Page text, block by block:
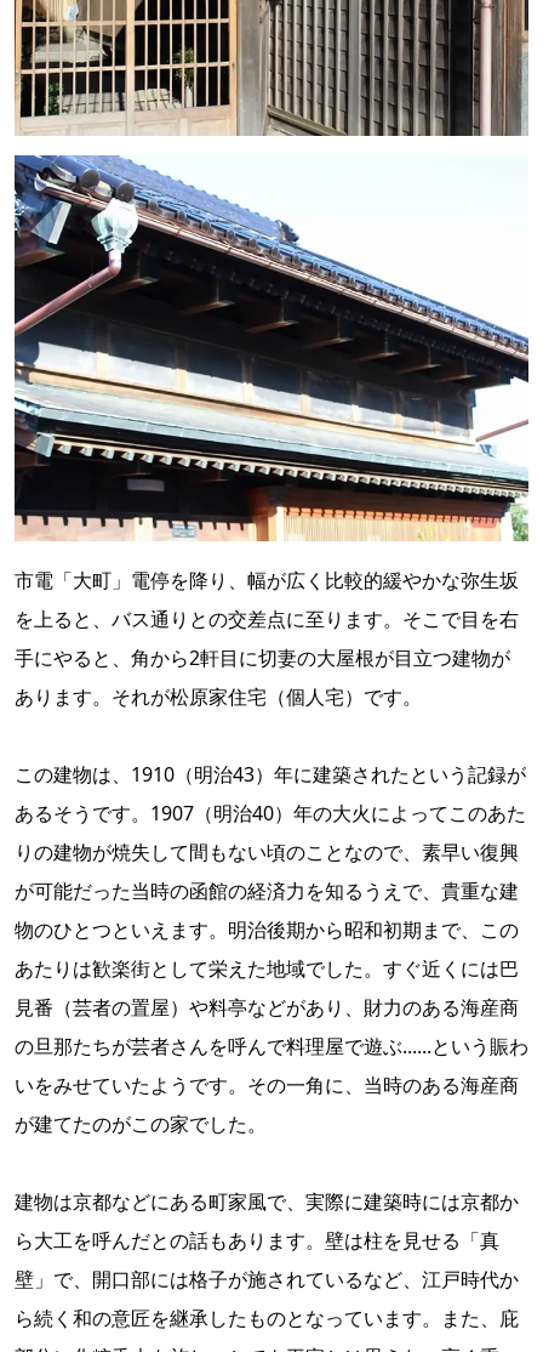
市電「大町」電停を降り、幅が広く比較的緩やかな弥生坂
を上ると、バス通りとの交差点に至ります。そこで目を右
手にやると、角から2軒目に切妻の大屋根が目立つ建物が
あります。それが松原家住宅（個人宅）です。
この建物は、1910（明治43）年に建築されたという記録が
あるそうです。1907（明治40）年の大火によってこのあた
りの建物が焼失して間もない頃のことなので、素早い復興
が可能だった当時の函館の経済力を知るうえで、貴重な建
物のひとつといえます。明治後期から昭和初期まで、この
あたりは歓楽街として栄えた地域でした。すぐ近くには巴
見番（芸者の置屋）や料亭などがあり、財力のある海産商
の旦那たちが芸者さんを呼んで料理屋で遊ぶ......という賑わ
いをみせていたようです。その一角に、当時のある海産商
が建てたのがこの家でした。
建物は京都などにある町家風で、実際に建築時には京都か
ら大工を呼んだとの話もあります。壁は柱を見せる「真
壁」で、開口部には格子が施されているなど、江戸時代か
ら続く和の意匠を継承したものとなっています。また、庇